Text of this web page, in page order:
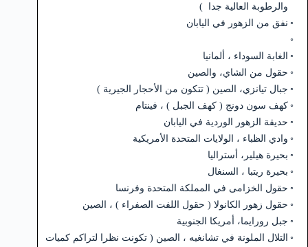
والرطوبة العالية جدا )
نفق من الزهور في اليابان
الغابة السوداء ، ألمانيا
حقول من الشاي، والصين
جبال تيانزي، الصين ( تتكون من الأحجار الجيرية )
كهف سون دونج ( كهف الجبل ) ، فينتام
حديقة الزهور الوردية في اليابان
وادي الظباء ، الولايات المتحدة الأمريكية
بحيرة هيلير، أستراليا
بحيرة ريتبا ، السنغال
حقول الخزامى في المملكة المتحدة وفرنسا
حقول زهور الكانولا ( حقول اللفت الصفراء ) ، الصين
جبل رورايما، أمريكا الجنوبية
التلال الملونة في تشانغيه ، الصين ( تكونت نظرا لتراكم كميات